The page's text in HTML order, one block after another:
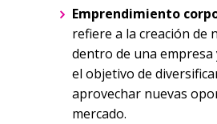
Emprendimiento
refiere a la creación de
dentro de una empresa
el objetivo de
aprovechar nuevas
mercado.